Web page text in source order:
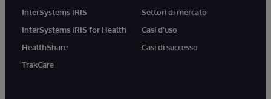
InterSystems IRIS
InterSystems IRIS for Health
HealthShare
TrakCare
Settori di mercato
Casi d'uso
Casi di successo